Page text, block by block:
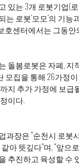
있는 3개 로봇기업(
는 로봇‘모모’의 기
호센터에서는 그동
돌봄로봇은 자폐, 지
모집을 통해 26가정
지 추가 가정에 보
이다.
과장은 “순천시 로
아 뜻깊다”며, “앞
추진하고 육성할 수